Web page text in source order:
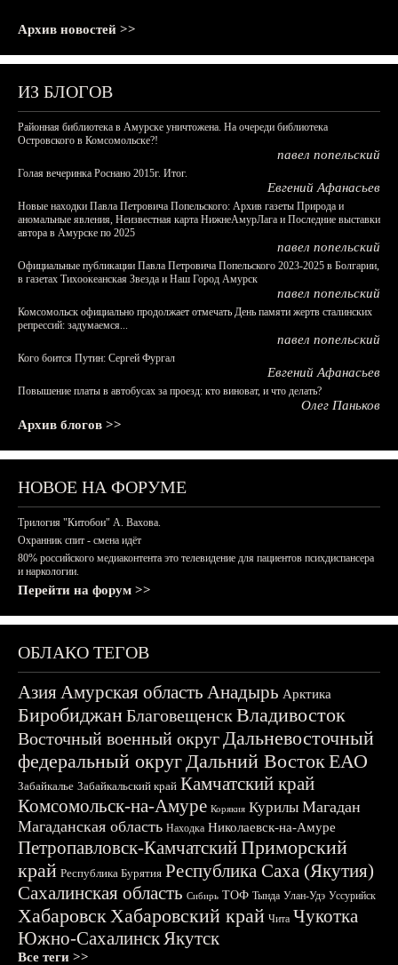
Архив новостей >>
ИЗ БЛОГОВ
Районная библиотека в Амурске уничтожена. На очереди библиотека
Островского в Комсомольске?!
павел попельский
Голая вечеринка Роснано 2015г. Итог.
Евгений Афанасьев
Новые находки Павла Петровича Попельского: Архив газеты Природа и
аномальные явления, Неизвестная карта НижнеАмурЛага и Последние выставки
автора в Амурске по 2025
павел попельский
Официальные публикации Павла Петровича Попельского 2023-2025 в Болгарии,
в газетах Тихоокеанская Звезда и Наш Город Амурск
павел попельский
Комсомольск официально продолжает отмечать День памяти жертв сталинских
репрессий: задумаемся...
павел попельский
Кого боится Путин: Сергей Фургал
Евгений Афанасьев
Повышение платы в автобусах за проезд: кто виноват, и что делать?
Олег Паньков
Архив блогов >>
НОВОЕ НА ФОРУМЕ
Трилогия "Китобои" А. Вахова.
Охранник спит - смена идёт
80% российского медиаконтента это телевидение для пациентов психдиспансера
и наркологии.
Перейти на форум >>
ОБЛАКО ТЕГОВ
АзияАмурская область Анадырь Арктика
БиробиджанБлаговещенскВладивосток
Восточный военный округДальневосточный
федеральный округДальний ВостокЕАО
Забайкалье Забайкальский край Камчатский край
Комсомольск-на-Амуре Корякия Курилы Магадан
Магаданская область Находка Николаевск-на-Амуре
Петропавловск-КамчатскийПриморский
край Республика Бурятия Республика Саха (Якутия)
Сахалинская область Сибирь ТОФ Тында Улан-Удэ Уссурийск
ХабаровскХабаровский край Чита Чукотка
Южно-СахалинскЯкутск
Все теги >>